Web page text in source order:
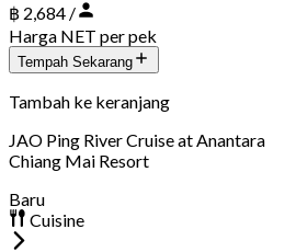
฿ 2,684 /
Harga NET per pek
Tempah Sekarang
Tambah ke keranjang
JAO Ping River Cruise at Anantara
Chiang Mai Resort
Baru
Cuisine